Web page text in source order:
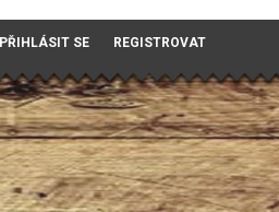
PŘIHLÁSIT SE REGISTROVAT